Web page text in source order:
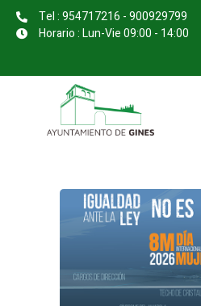
Tel : 954717216 - 900929799
Horario : Lun-Vie 09:00 - 14:00